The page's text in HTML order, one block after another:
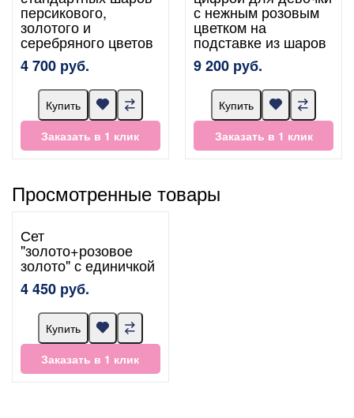
персикового,
золотого и
серебряного цветов
4 700 руб.
Купить
Заказать в 1 клик
с нежным розовым
цветком на
подставке из шаров
9 200 руб.
Купить
Заказать в 1 клик
Просмотренные товары
Сет
"золото+розовое
золото" с единичкой
4 450 руб.
Купить
Заказать в 1 клик